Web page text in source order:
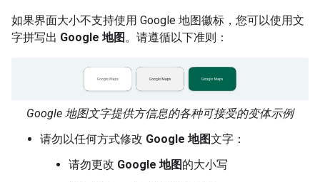
如果界面大小不支持使用 Google 地图徽标，您可以使用文
字拼写出 Google 地图。请遵循以下准则：
Google 地图文字提供方信息的各种可接受的变体示例
请勿以任何方式修改 Google 地图文字：
请勿更改 Google 地图的大小写